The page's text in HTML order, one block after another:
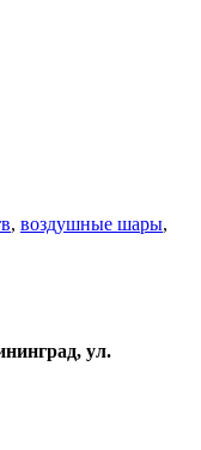
, воздушные шары,
ул.